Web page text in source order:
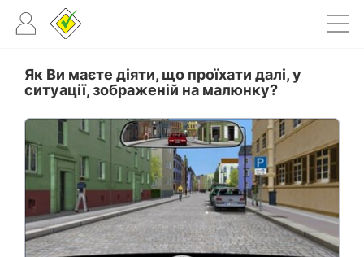
Як Ви маєте діяти, що проїхати далі, у
ситуації, зображеній на малюнку?